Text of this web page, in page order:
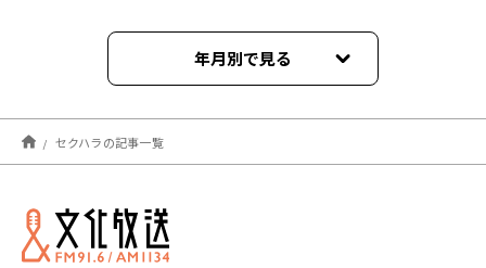
年月別で見る
2024年09月
2024年05月
2023年11月
セクハラの記事一覧